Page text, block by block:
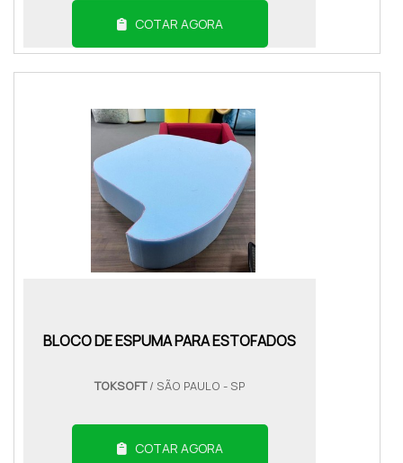
COTAR AGORA
BLOCO DE ESPUMA PARA ESTOFADOS
TOKSOFT/ SÃO PAULO - SP
COTAR AGORA